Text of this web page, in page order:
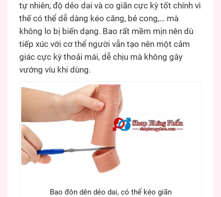
tự nhiên, độ dẻo dai và co giãn cực kỳ tốt chính vì
thế có thể dễ dàng kéo căng, bẻ cong,… mà
không lo bị biến dạng. Bao rất mềm mịn nên dù
tiếp xúc với cơ thể người vẫn tạo nên một cảm
giác cực kỳ thoải mái, dễ chịu mà không gây
vướng víu khi dùng.
Bao đôn dên dẻo dai, có thể kéo giãn